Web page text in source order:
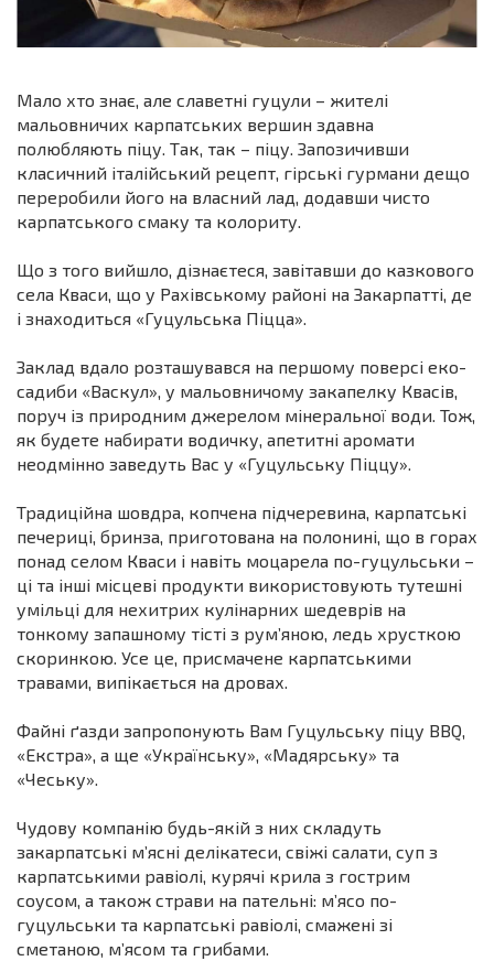
Мало хто знає, але славетні гуцули – жителі
мальовничих карпатських вершин здавна
полюбляють піцу. Так, так – піцу. Запозичивши
класичний італійський рецепт, гірські гурмани дещо
переробили його на власний лад, додавши чисто
карпатського смаку та колориту.
Що з того вийшло, дізнаєтеся, завітавши до казкового
села Кваси, що у Рахівському районі на Закарпатті, де
і знаходиться «Гуцульська Піцца».
Заклад вдало розташувався на першому поверсі еко-
садиби «Васкул», у мальовничому закапелку Квасів,
поруч із природним джерелом мінеральної води. Тож,
як будете набирати водичку, апетитні аромати
неодмінно заведуть Вас у «Гуцульську Піццу».
Традиційна шовдра, копчена підчеревина, карпатські
печериці, бринза, приготована на полонині, що в горах
понад селом Кваси і навіть моцарела по-гуцульськи –
ці та інші місцеві продукти використовують тутешні
умільці для нехитрих кулінарних шедеврів на
тонкому запашному тісті з рум’яною, ледь хрусткою
скоринкою. Усе це, присмачене карпатськими
травами, випікається на дровах.
Файні ґазди запропонують Вам Гуцульську піцу BBQ,
«Екстра», а ще «Українську», «Мадярську» та
«Чеську».
Чудову компанію будь-якій з них складуть
закарпатські м’ясні делікатеси, свіжі салати, суп з
карпатськими равіолі, курячі крила з гострим
соусом, а також страви на пательні: м’ясо по-
гуцульськи та карпатські равіолі, смажені зі
сметаною, м’ясом та грибами.